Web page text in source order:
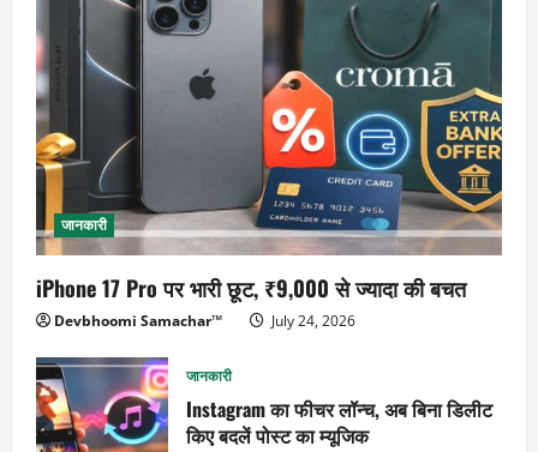
जानकारी
iPhone 17 Pro पर भारी छूट, ₹9,000 से ज्यादा की बचत
Devbhoomi Samachar™ July 24, 2026
जानकारी
Instagram का फीचर लॉन्च, अब बिना डिलीट
किए बदलें पोस्ट का म्यूजिक